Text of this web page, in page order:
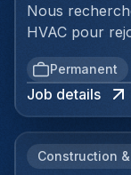
Nous
HVAC pour
de Bruxelles.
assistance
service et du
pour nos
climatisation
Permanent
Job details
Construction